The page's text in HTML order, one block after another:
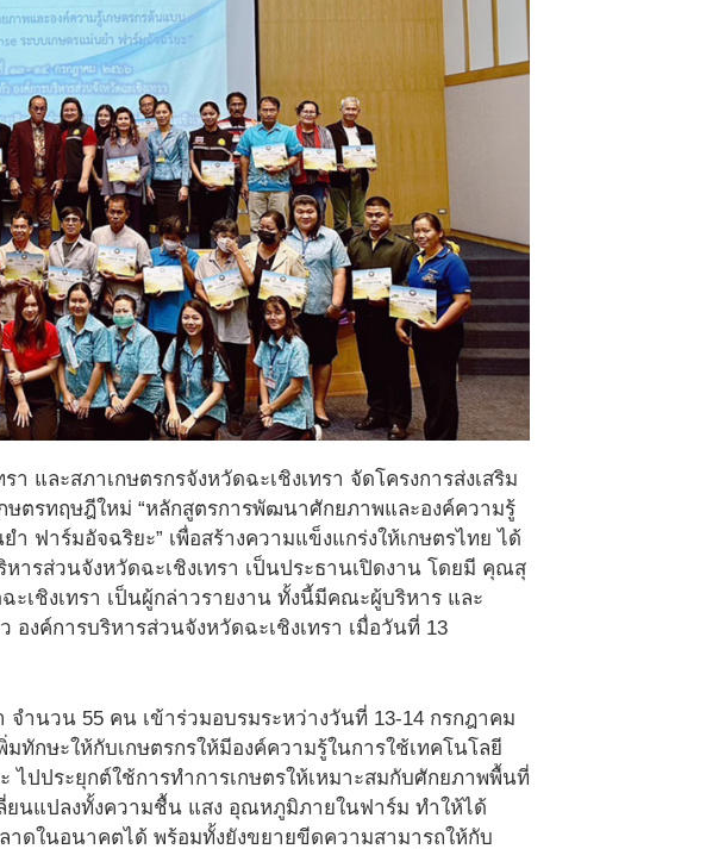
และสภาเกษตรกรจังหวัดฉะเชิงเทรา จัดโครงการส่งเสริม
ตรทฤษฎีใหม่ “หลักสูตรการพัฒนาศักยภาพและองค์ความรู้
ฟาร์มอัจฉริยะ” เพื่อสร้างความแข็งแกร่งให้เกษตรไทย ได้
ารส่วนจังหวัดฉะเชิงเทรา เป็นประธานเปิดงาน โดยมี คุณสุ
เชิงเทรา เป็นผู้กล่าวรายงาน ทั้งนี้มีคณะผู้บริหาร และ
งค์การบริหารส่วนจังหวัดฉะเชิงเทรา เมื่อวันที่ 13
จำนวน 55 คน เข้าร่วมอบรมระหว่างวันที่ 13-14 กรกฎาคม
ทักษะให้กับเกษตรกรให้มีองค์ความรู้ในการใช้เทคโนโลยี
ไปประยุกต์ใช้การทำการเกษตรให้เหมาะสมกับศักยภาพพื้นที่
ยนแปลงทั้งความชื้น แสง อุณหภูมิภายในฟาร์ม ทำให้ได้
ดในอนาคตได้ พร้อมทั้งยังขยายขีดความสามารถให้กับ